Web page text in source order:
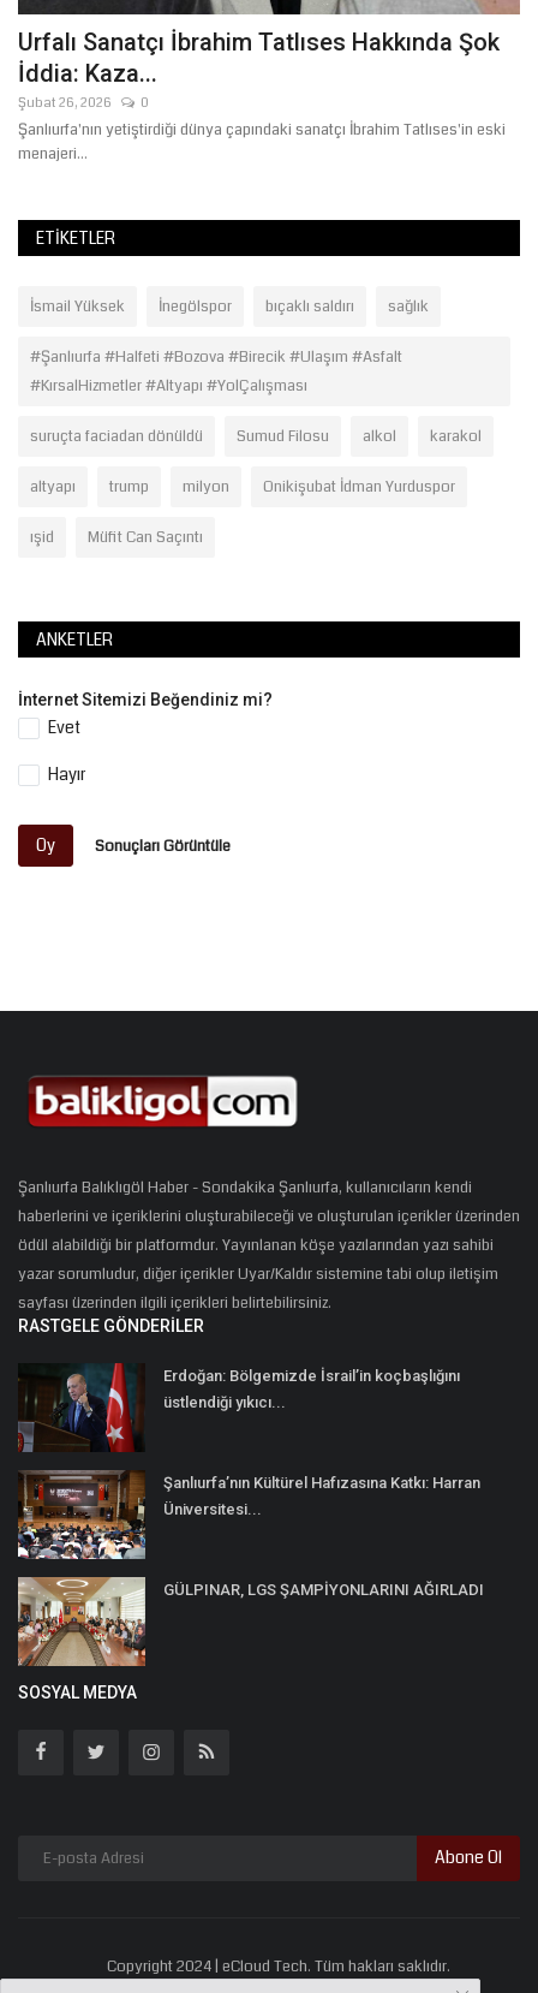
Urfalı Sanatçı İbrahim Tatlıses Hakkında Şok
İddia: Kaza...
Şubat 26, 2026 0
Şanlıurfa'nın yetiştirdiği dünya çapındaki sanatçı İbrahim Tatlıses'in eski
menajeri...
ETIKETLER
İsmail Yüksek İnegölspor bıçaklı saldırı sağlık
#Şanlıurfa #Halfeti #Bozova #Birecik #Ulaşım #Asfalt
#KırsalHizmetler #Altyapı #YolÇalışması
suruçta faciadan dönüldü Sumud Filosu alkol karakol
altyapı trump milyon Onikişubat İdman Yurduspor
ışid Müfit Can Saçıntı
ANKETLER
İnternet Sitemizi Beğendiniz mi?
Evet
Hayır
Oy Sonuçları Görüntüle
Şanlıurfa Balıklıgöl Haber - Sondakika Şanlıurfa, kullanıcıların kendi
haberlerini ve içeriklerini oluşturabileceği ve oluşturulan içerikler üzerinden
ödül alabildiği bir platformdur. Yayınlanan köşe yazılarından yazı sahibi
yazar sorumludur, diğer içerikler Uyar/Kaldır sistemine tabi olup iletişim
sayfası üzerinden ilgili içerikleri belirtebilirsiniz.
RASTGELE GÖNDERILER
Erdoğan: Bölgemizde İsrail’in koçbaşlığını
üstlendiği yıkıcı...
Şanlıurfa’nın Kültürel Hafızasına Katkı: Harran
Üniversitesi...
GÜLPINAR, LGS ŞAMPİYONLARINI AĞIRLADI
SOSYAL MEDYA
Abone Ol
Copyright 2024 | eCloud Tech. Tüm hakları saklıdır.